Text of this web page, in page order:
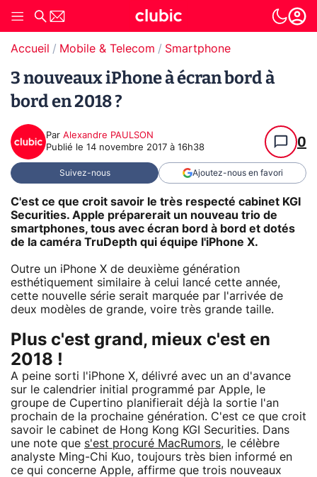
Accueil Mobile & Telecom Smartphone
3 nouveaux iPhone à écran bord à
bord en 2018 ?
Par Alexandre PAULSON
Publié le 14 novembre 2017 à 16h38 0
Suivez-nous Ajoutez-nous en favori
C'est ce que croit savoir le très respecté cabinet KGI
Securities. Apple préparerait un nouveau trio de
smartphones, tous avec écran bord à bord et dotés
de la caméra TruDepth qui équipe l'iPhone X.
Outre un iPhone X de deuxième génération
esthétiquement similaire à celui lancé cette année,
cette nouvelle série serait marquée par l'arrivée de
deux modèles de grande, voire très grande taille.
Plus c'est grand, mieux c'est en
2018 !
A peine sorti l'iPhone X, délivré avec un an d'avance
sur le calendrier initial programmé par Apple, le
groupe de Cupertino planifierait déjà la sortie l'an
prochain de la prochaine génération. C'est ce que croit
savoir le cabinet de Hong Kong KGI Securities. Dans
une note que s'est procuré MacRumors, le célèbre
analyste Ming-Chi Kuo, toujours très bien informé en
ce qui concerne Apple, affirme que trois nouveaux